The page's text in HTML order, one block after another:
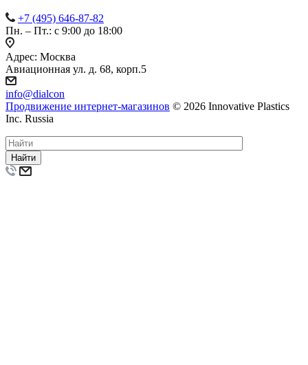
+7 (495) 646-87-82
Пн. – Пт.: с 9:00 до 18:00
Адрес: Москва
Авиационная ул. д. 68, корп.5
info@dialcon
Продвижение интернет-магазинов © 2026 Innovative Plastics
Inc. Russia
Найти